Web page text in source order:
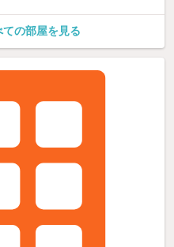
の部屋を見る